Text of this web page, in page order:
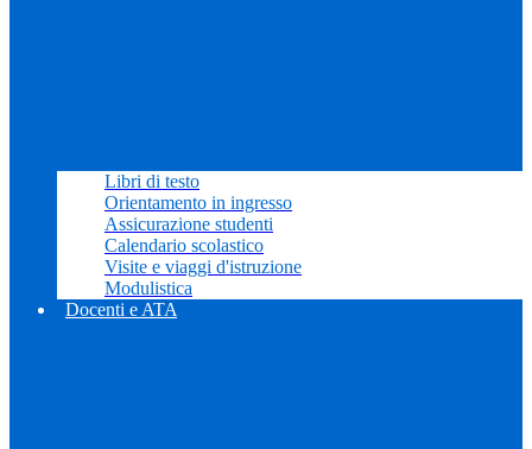
Libri di testo
Orientamento in ingresso
Assicurazione studenti
Calendario scolastico
Visite e viaggi d'istruzione
Modulistica
Docenti e ATA